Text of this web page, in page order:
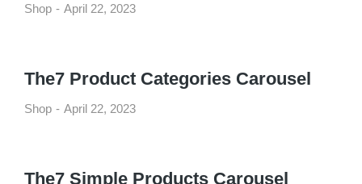
Shop April 22, 2023
The7 Product Categories Carousel
Shop April 22, 2023
The7 Simple Products Carousel